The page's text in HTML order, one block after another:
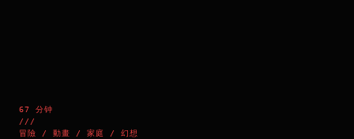
67 分钟
///
冒險 / 動畫 / 家庭 / 幻想